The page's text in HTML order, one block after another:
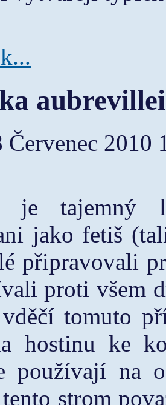
aubrevillei
Červenec 2010
je tajemný
jako fetiš
připravovali
proti všem
tomuto
hostinu ke
používají na
strom